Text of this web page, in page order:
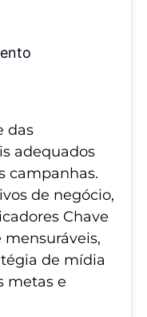
das
adequados
campanhas.
de negócio,
Chave
de mídia
metas e